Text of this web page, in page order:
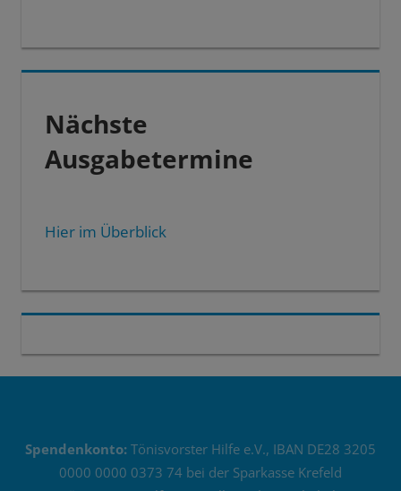
Nächste
Ausgabetermine
Hier im Überblick
Spendenkonto: Tönisvorster Hilfe e.V., IBAN DE28 3205
0000 0000 0373 74 bei der Sparkasse Krefeld